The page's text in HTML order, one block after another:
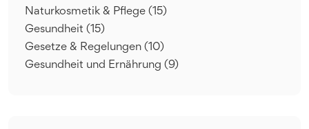
Naturkosmetik & Pflege (15)
Gesundheit (15)
Gesetze & Regelungen (10)
Gesundheit und Ernährung (9)